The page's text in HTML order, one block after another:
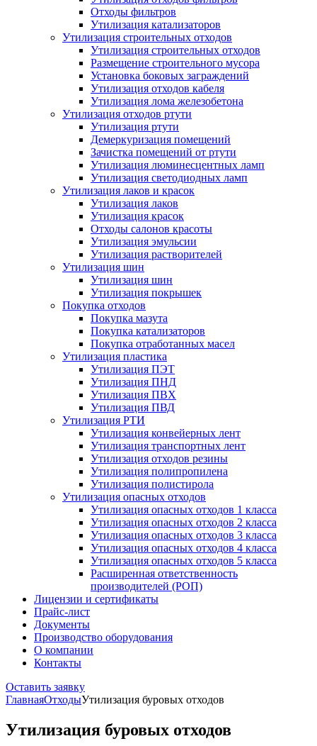
Отходы фильтров
Утилизация катализаторов
Утилизация строительных отходов
Утилизация строительных отходов
Размещение строительного мусора
Установка боковых заграждений
Утилизация отходов кабеля
Утилизация лома железобетона
Утилизация отходов ртути
Утилизация ртути
Демеркуризация помещений
Зачистка помещений от ртути
Утилизация люминесцентных ламп
Утилизация светодиодных ламп
Утилизация лаков и красок
Утилизация лаков
Утилизация красок
Отходы салонов красоты
Утилизация эмульсии
Утилизация растворителей
Утилизация шин
Утилизация шин
Утилизация покрышек
Покупка отходов
Покупка мазута
Покупка катализаторов
Покупка отработанных масел
Утилизация пластика
Утилизация ПЭТ
Утилизация ПНД
Утилизация ПВХ
Утилизация ПВД
Утилизация РТИ
Утилизация конвейерных лент
Утилизация транспортных лент
Утилизация отходов резины
Утилизация полипропилена
Утилизация полистирола
Утилизация опасных отходов
Утилизация опасных отходов 1 класса
Утилизация опасных отходов 2 класса
Утилизация опасных отходов 3 класса
Утилизация опасных отходов 4 класса
Утилизация опасных отходов 5 класса
Расширенная ответственность
производителей (РОП)
Лицензии и сертификаты
Прайс-лист
Документы
Производство оборудования
О компании
Контакты
Оставить заявку
ГлавнаяОтходыУтилизация буровых отходов
Утилизация буровых отходов